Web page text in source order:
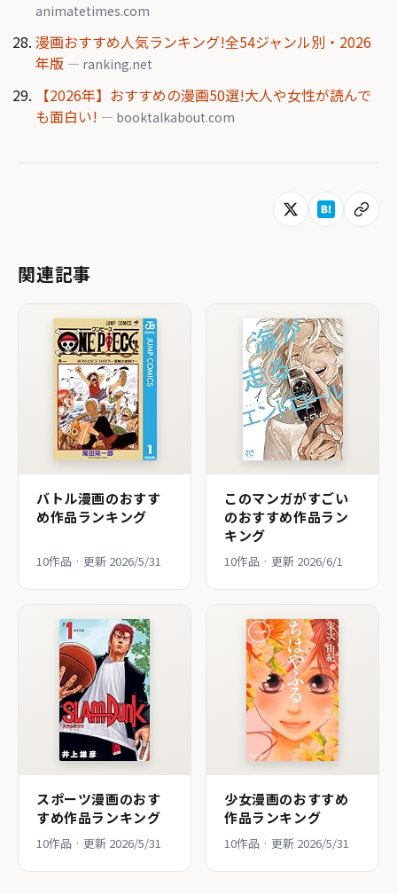
animatetimes.com
漫画おすすめ人気ランキング!全54ジャンル別・2026
年版 — ranking.net
【2026年】おすすめの漫画50選!大人や女性が読んで
も面白い! — booktalkabout.com
関連記事
バトル漫画のおすす
め作品ランキング
10作品 · 更新 2026/5/31
このマンガがすごい
のおすすめ作品ラン
キング
10作品 · 更新 2026/6/1
スポーツ漫画のおす
すめ作品ランキング
10作品 · 更新 2026/5/31
少女漫画のおすすめ
作品ランキング
10作品 · 更新 2026/5/31